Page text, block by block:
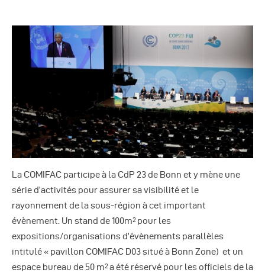
La COMIFAC participe à la CdP 23 de Bonn et y mène une
série d’activités pour assurer sa visibilité et le
rayonnement de la sous-région à cet important
évènement. Un stand de 100m2 pour les
expositions/organisations d’évènements parallèles
intitulé « pavillon COMIFAC D03 situé à Bonn Zone) et un
espace bureau de 50 m2a été réservé pour les officiels de la